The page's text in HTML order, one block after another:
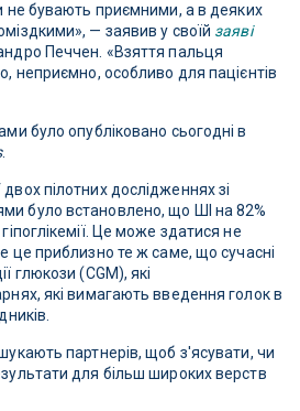
не бувають приємними, а в деяких
— заявив у своїй заяві
Печчен. «Взяття пальця
неприємно, особливо для пацієнтів
було опубліковано сьогодні в
.
пілотних дослідженнях зі
було встановлено, що ШІ на 82%
Це може здатися не
це приблизно те ж саме, що сучасні
глюкози (CGM), які
які вимагають введення голок в
партнерів, щоб з'ясувати, чи
для більш широких верств